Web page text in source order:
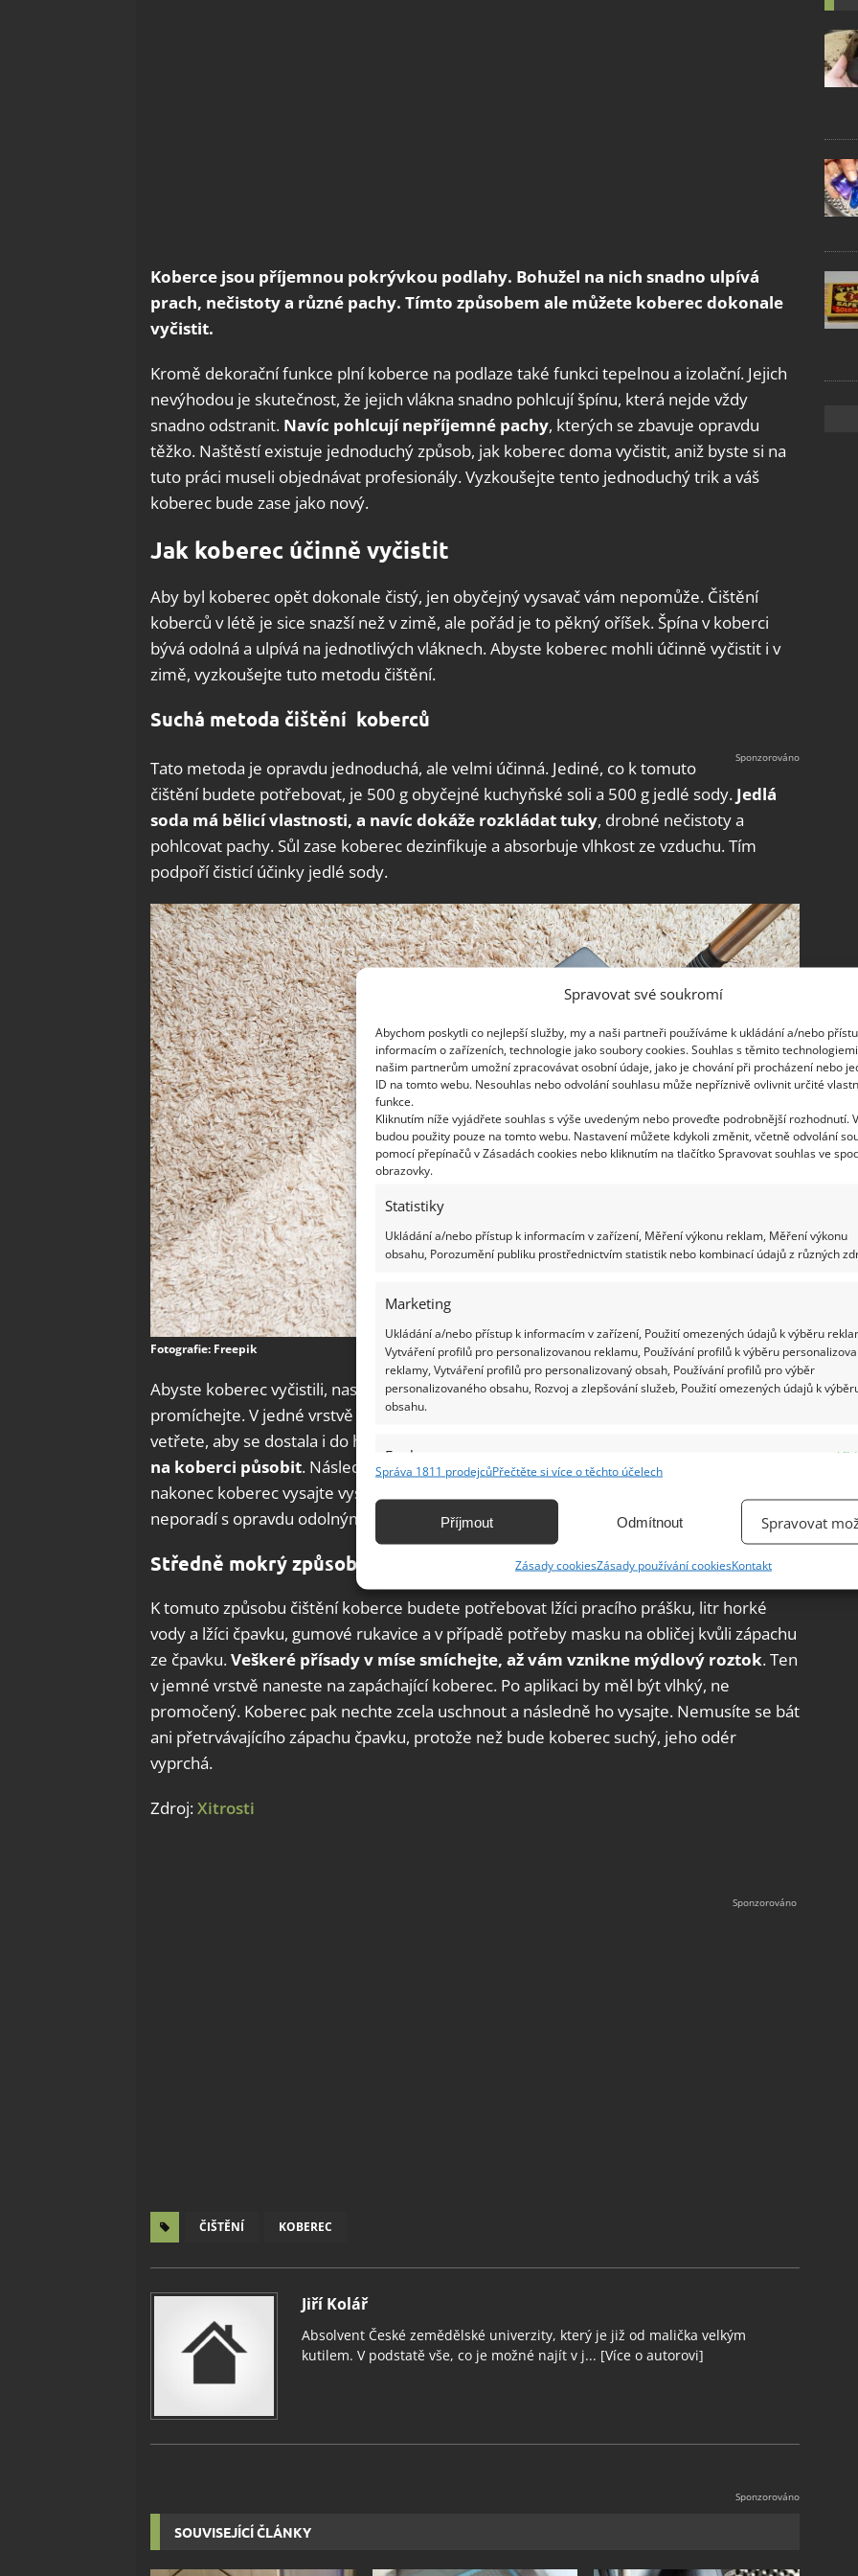
Spravovat své soukromí
Abychom poskytli co nejlepší služby, my a naši partneři používáme k ukládání a/nebo
informacím o zařízeních, technologie jako soubory cookies. Souhlas s těmito
našim partnerům umožní zpracovávat osobní údaje, jako je chování při procházení nebo
ID na tomto webu. Nesouhlas nebo odvolání souhlasu může nepříznivě ovlivnit určité
funkce.
Kliknutím níže vyjádřete souhlas s výše uvedeným nebo proveďte podrobnější rozhodnutí.
budou použity pouze na tomto webu. Nastavení můžete kdykoli změnit, včetně odvolání
pomocí přepínačů v Zásadách cookies nebo kliknutím na tlačítko Spravovat souhlas ve
obrazovky.
Statistiky
Ukládání a/nebo přístup k informacím v zařízení, Měření výkonu reklam, Měření výkonu
obsahu, Porozumění publiku prostřednictvím statistik nebo kombinací údajů z různých
Marketing
Ukládání a/nebo přístup k informacím v zařízení, Použití omezených údajů k výběru
Vytváření profilů pro personalizovanou reklamu, Používání profilů k výběru
reklamy, Vytváření profilů pro personalizovaný obsah, Používání profilů pro výběr
personalizovaného obsahu, Rozvoj a zlepšování služeb, Použití omezených údajů k
obsahu.
Funkce
Identifikace zařízení na základě automaticky přenášených informací.
základě aktivně vyžádaných informací.
Zajištění bezpečnosti, předcházení a zjišťování podvodů a
odstraňování chyb, Poskytování a zobrazování reklamy a obsahu,
Ukládání a sdělování voleb ochrany osobních údajů.
Správa 1811 prodejcůPřečtěte si více o těchto účelech
Příjmout Odmítnout Spravovat
Zásady cookiesZásady používání cookiesKontakt
Koberce jsou příjemnou pokrývkou podlahy. Bohužel na nich snadno ulpívá
prach, nečistoty a různé pachy. Tímto způsobem ale můžete koberec dokonale
vyčistit.
Kromě dekorační funkce plní koberce na podlaze také funkci tepelnou a izolační. Jejich
nevýhodou je skutečnost, že jejich vlákna snadno pohlcují špínu, která nejde vždy
snadno odstranit. Navíc pohlcují nepříjemné pachy, kterých se zbavuje opravdu
těžko. Naštěstí existuje jednoduchý způsob, jak koberec doma vyčistit, aniž byste si na
tuto práci museli objednávat profesionály. Vyzkoušejte tento jednoduchý trik a váš
koberec bude zase jako nový.
Jak koberec účinně vyčistit
Aby byl koberec opět dokonale čistý, jen obyčejný vysavač vám nepomůže. Čištění
koberců v létě je sice snazší než v zimě, ale pořád je to pěkný oříšek. Špína v koberci
bývá odolná a ulpívá na jednotlivých vláknech. Abyste koberec mohli účinně vyčistit i v
zimě, vyzkoušejte tuto metodu čištění.
Suchá metoda čištění koberců
Tato metoda je opravdu jednoduchá, ale velmi účinná. Jediné, co k tomuto
čištění budete potřebovat, je 500 g obyčejné kuchyňské soli a 500 g jedlé sody. Jedlá
soda má bělicí vlastnosti, a navíc dokáže rozkládat tuky, drobné nečistoty a
pohlcovat pachy. Sůl zase koberec dezinfikuje a absorbuje vlhkost ze vzduchu. Tím
podpoří čisticí účinky jedlé sody.
Fotografie: Freepik
Abyste koberec vyčistili, nasypte jedlou sodu a sůl do mísy a důkladně obě složky
promíchejte. V jedné vrstvě tuto směs nasypte na povrch koberce a kartáčem ji jemně
vetřete, aby se dostala i do hloubky.
na koberci působit. Následně kartáčem jemně vykartáčujte zrnka sody a soli a
nakonec koberec vysajte vysavačem. Tato metoda dokonale čistí, ale bohužel si
neporadí s opravdu odolnými pachy.
Středně mokrý způsob čištění koberce
K tomuto způsobu čištění koberce budete potřebovat lžíci pracího prášku, litr horké
vody a lžíci čpavku, gumové rukavice a v případě potřeby masku na obličej kvůli zápachu
ze čpavku.Veškeré přísady v míse smíchejte, až vám vznikne mýdlový roztok. Ten
v jemné vrstvě naneste na zapáchající koberec. Po aplikaci by měl být vlhký, ne
promočený. Koberec pak nechte zcela uschnout a následně ho vysajte. Nemusíte se bát
ani přetrvávajícího zápachu čpavku, protože než bude koberec suchý, jeho odér
vyprchá.
Zdroj:Xitrosti
ČIŠTĚNÍ KOBEREC
Jiří Kolář
Absolvent České zemědělské univerzity, který je již od malička velkým
kutilem. V podstatě vše, co je možné najít v j... [Více o autorovi]
SOUVISEJÍCÍ ČLÁNKY